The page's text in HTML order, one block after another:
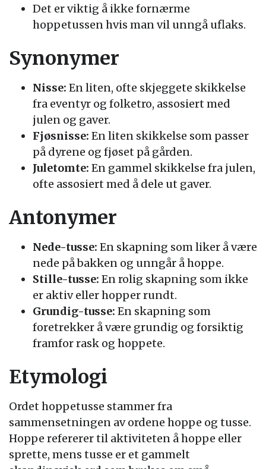
Det er viktig å ikke fornærme
hoppetussen hvis man vil unngå uflaks.
Synonymer
Nisse: En liten, ofte skjeggete skikkelse
fra eventyr og folketro, assosiert med
julen og gaver.
Fjøsnisse: En liten skikkelse som passer
på dyrene og fjøset på gården.
Juletomte: En gammel skikkelse fra julen,
ofte assosiert med å dele ut gaver.
Antonymer
Nede-tusse: En skapning som liker å være
nede på bakken og unngår å hoppe.
Stille-tusse: En rolig skapning som ikke
er aktiv eller hopper rundt.
Grundig-tusse: En skapning som
foretrekker å være grundig og forsiktig
framfor rask og hoppete.
Etymologi
Ordet hoppetusse stammer fra
sammensetningen av ordene hoppe og tusse.
Hoppe refererer til aktiviteten å hoppe eller
sprette, mens tusse er et gammelt